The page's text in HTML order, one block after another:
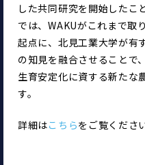
した共同研究を開始したこ
では、WAKUがこれまで取
起点に、北見工業大学が有
の知見を融合させることで
生育安定化に資する新たな
す。
詳細はこちらをご覧ください